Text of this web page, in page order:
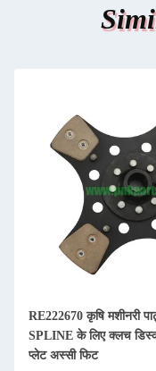
RE222670 कृषि मशीनरी
SPLINE के लिए क्लच
प्लेट अस्सी फिट